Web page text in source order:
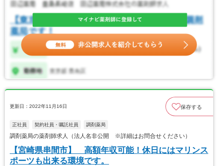
更新日：2022年11月16日 保存する
正社員 契約社員・嘱託社員 調剤薬局
調剤薬局の薬剤師求人（法人名非公開 ※詳細はお問合せください）
【宮崎県串間市】 高額年収可能！休日にはマリンス
ポーツも出来る環境です。